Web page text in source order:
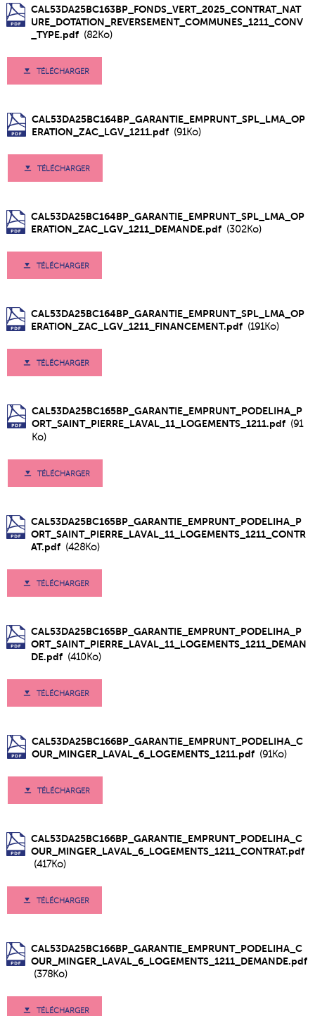
CAL53DA25BC163BP_FONDS_VERT_2025_CONTRAT_NAT
URE_DOTATION_REVERSEMENT_COMMUNES_1211_CONV
_TYPE.pdf (82Ko)
TÉLÉCHARGER
CAL53DA25BC164BP_GARANTIE_EMPRUNT_SPL_LMA_OP
ERATION_ZAC_LGV_1211.pdf (91Ko)
TÉLÉCHARGER
CAL53DA25BC164BP_GARANTIE_EMPRUNT_SPL_LMA_OP
ERATION_ZAC_LGV_1211_DEMANDE.pdf (302Ko)
TÉLÉCHARGER
CAL53DA25BC164BP_GARANTIE_EMPRUNT_SPL_LMA_OP
ERATION_ZAC_LGV_1211_FINANCEMENT.pdf (191Ko)
TÉLÉCHARGER
CAL53DA25BC165BP_GARANTIE_EMPRUNT_PODELIHA_P
ORT_SAINT_PIERRE_LAVAL_11_LOGEMENTS_1211.pdf (91
Ko)
TÉLÉCHARGER
CAL53DA25BC165BP_GARANTIE_EMPRUNT_PODELIHA_P
ORT_SAINT_PIERRE_LAVAL_11_LOGEMENTS_1211_CONTR
AT.pdf (428Ko)
TÉLÉCHARGER
CAL53DA25BC165BP_GARANTIE_EMPRUNT_PODELIHA_P
ORT_SAINT_PIERRE_LAVAL_11_LOGEMENTS_1211_DEMAN
DE.pdf (410Ko)
TÉLÉCHARGER
CAL53DA25BC166BP_GARANTIE_EMPRUNT_PODELIHA_C
OUR_MINGER_LAVAL_6_LOGEMENTS_1211.pdf (91Ko)
TÉLÉCHARGER
CAL53DA25BC166BP_GARANTIE_EMPRUNT_PODELIHA_C
OUR_MINGER_LAVAL_6_LOGEMENTS_1211_CONTRAT.pdf
(417Ko)
TÉLÉCHARGER
CAL53DA25BC166BP_GARANTIE_EMPRUNT_PODELIHA_C
OUR_MINGER_LAVAL_6_LOGEMENTS_1211_DEMANDE.pdf
(378Ko)
TÉLÉCHARGER